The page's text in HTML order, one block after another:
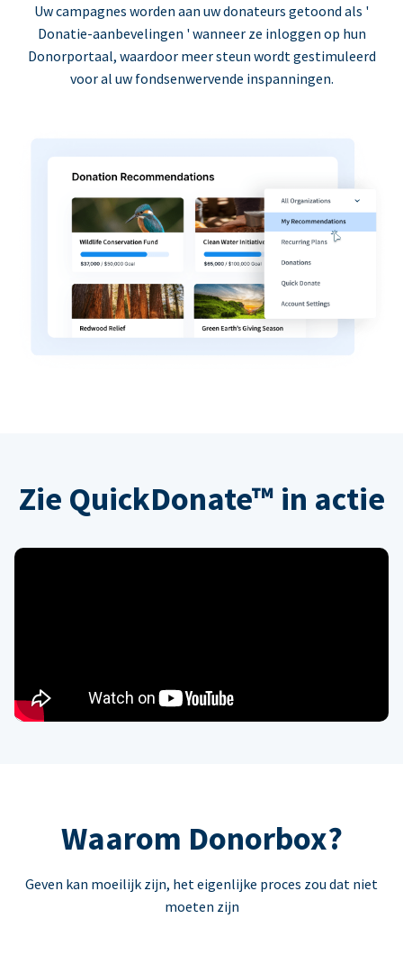
Uw campagnes worden aan uw donateurs getoond als '
Donatie-aanbevelingen ' wanneer ze inloggen op hun
Donorportaal, waardoor meer steun wordt gestimuleerd
voor al uw fondsenwervende inspanningen.
Zie QuickDonate™ in actie
Waarom Donorbox?
Geven kan moeilijk zijn, het eigenlijke proces zou dat niet
moeten zijn